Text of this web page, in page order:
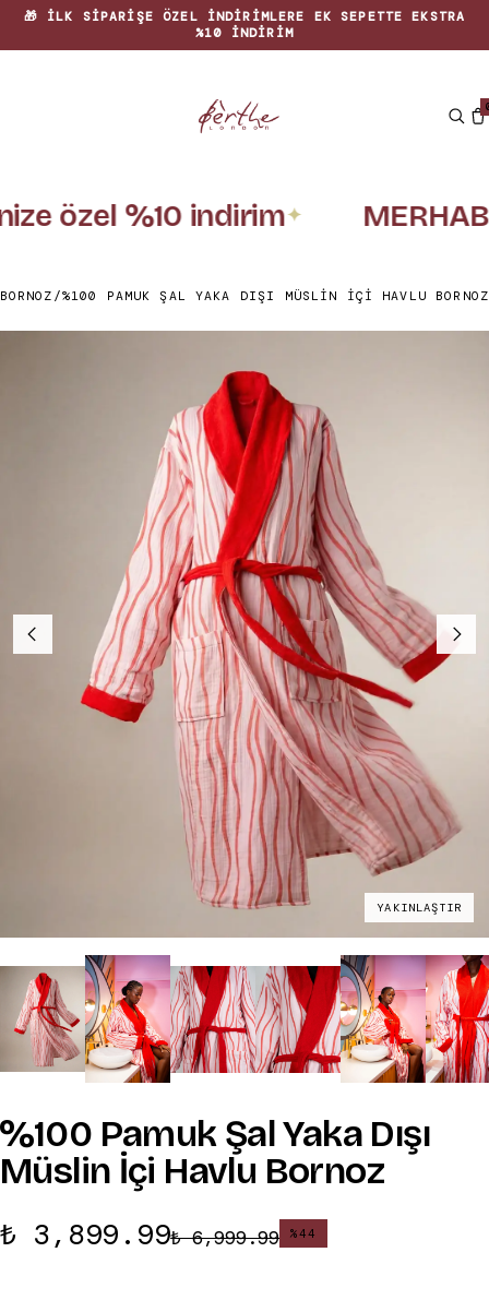
🎁 İLK SIPARIŞE ÖZEL INDIRIMLERE EK SEPETTE EKSTRA
%10 INDIRIM
özel %10 indirim✦
BORNOZ /%100 PAMUK ŞAL YAKA DIŞI MÜSLIN İÇI HAVLU BORNOZ
YAKINLAŞTIR
Pamuk Şal Yaka Dışı
Müslin İçi Havlu Bornoz
₺ 3,899.99₺ 6,999.99 %44